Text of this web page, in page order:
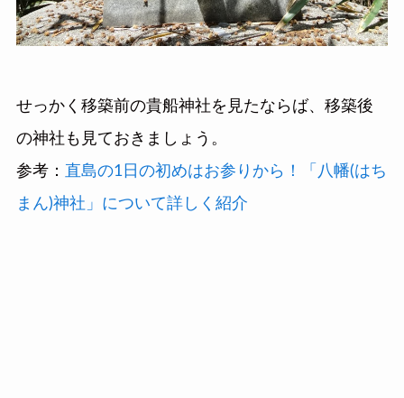
せっかく移築前の貴船神社を見たならば、移築後
の神社も見ておきましょう。
参考：
直島の1日の初めはお参りから！「八幡(はち
まん)神社」について詳しく紹介